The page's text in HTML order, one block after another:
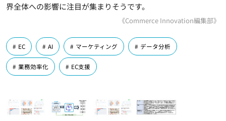
界全体への影響に注目が集まりそうです。
《Commerce Innovation編集部》
EC AI マーケティング データ分析
業務効率化 EC支援